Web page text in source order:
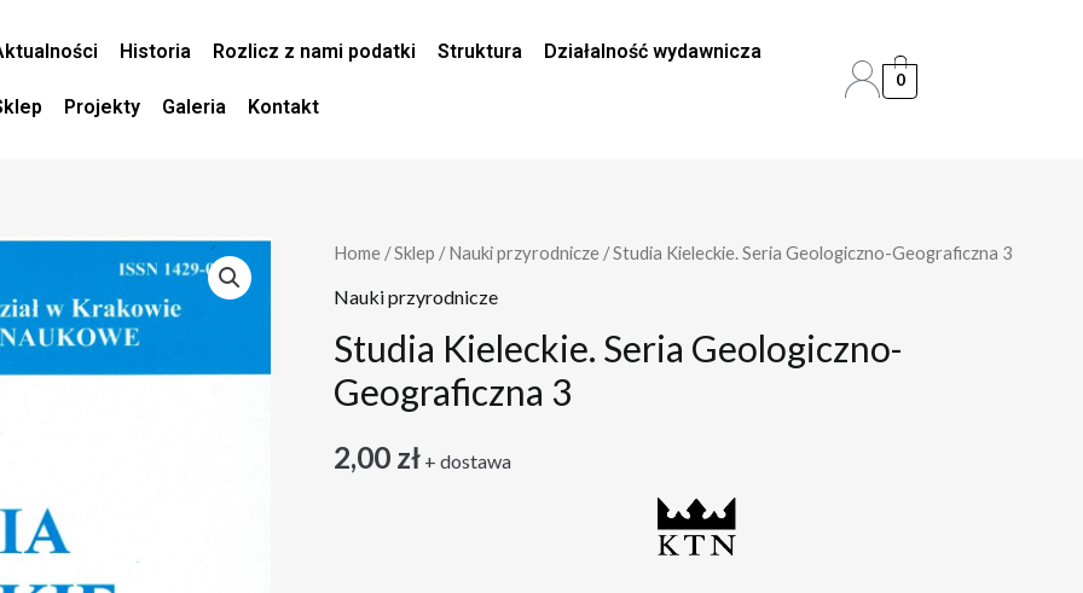
Historia Rozlicz z nami podatki Struktura Działalność wydawnicza
Projekty Galeria Kontakt
0
Home /Sklep /Nauki przyrodnicze / Studia Kieleckie. Seria Geologiczno-Geograficzna 3
Nauki przyrodnicze
Studia Kieleckie. Seria Geologiczno-
Geograficzna 3
2,00 zł + dostawa
ilość
Studia
Seria
Geologiczno-
3